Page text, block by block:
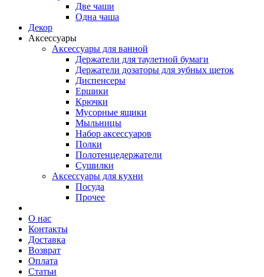
Две чаши
Одна чаша
Декор
Аксессуары
Аксессуары для ванной
Держатели для таулетной бумаги
Держатели дозаторы для зубных щеток
Диспенсеры
Ершики
Крючки
Мусорные ящики
Мыльницы
Набор аксессуаров
Полки
Полотенцедержатели
Сушилки
Аксессуары для кухни
Посуда
Прочее
О нас
Контакты
Доставка
Возврат
Оплата
Статьи